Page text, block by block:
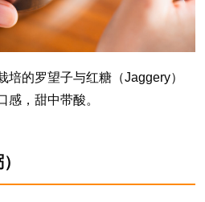
的罗望子与红糖（Jaggery）
感，甜中带酸。